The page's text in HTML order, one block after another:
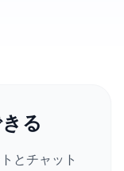
る
とチャット